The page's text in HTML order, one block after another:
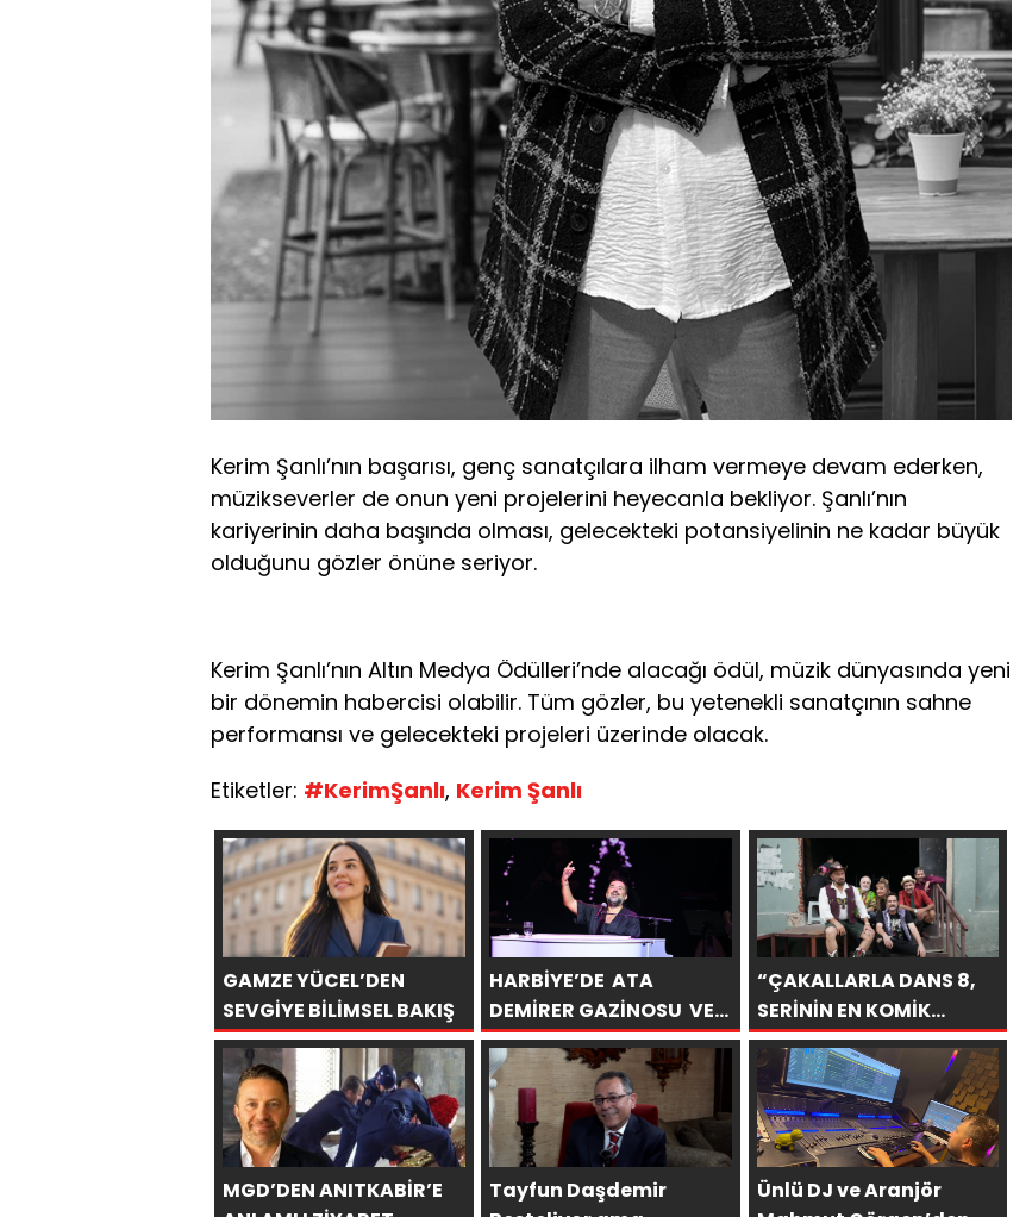
Kerim Şanlı’nın başarısı, genç sanatçılara ilham vermeye devam ederken,
müzikseverler de onun yeni projelerini heyecanla bekliyor. Şanlı’nın
kariyerinin daha başında olması, gelecekteki potansiyelinin ne kadar büyük
olduğunu gözler önüne seriyor.
Kerim Şanlı’nın Altın Medya Ödülleri’nde alacağı ödül, müzik dünyasında yeni
bir dönemin habercisi olabilir. Tüm gözler, bu yetenekli sanatçının sahne
performansı ve gelecekteki projeleri üzerinde olacak.
Etiketler: #KerimŞanlı, Kerim Şanlı
GAMZE YÜCEL’DEN
SEVGİYE BİLİMSEL BAKIŞ
HARBİYE’DE ATA
DEMİRER GAZİNOSU VE
BİNLERCE KAHKAHA
“ÇAKALLARLA DANS 8,
SERİNİN EN KOMİK
FİLMLERİNDEN BİRİ
OLUYOR”
MGD’DEN ANITKABİR’E
Tayfun Daşdemir
Ünlü DJ ve Aranjör